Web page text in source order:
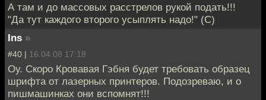
А там и до массовых расстрелов рукой подать!!!
"Да тут каждого второго усыплять надо!" (С)
Ins »
#40 | 16.04.08 17:18
Оу. Скоро Кровавая Гэбня будет требовать образец
шрифта от лазерных принтеров. Подозреваю, и о
пишмашинках они вспомнят!!!